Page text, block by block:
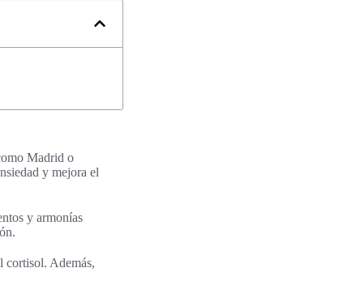
Madrid o
y mejora el
y armonías
cortisol. Además,